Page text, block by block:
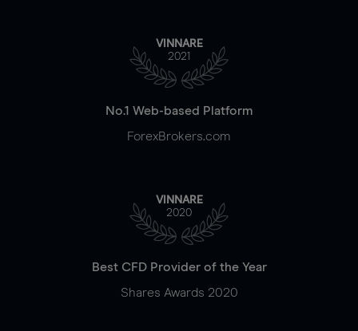
VINNARE
2021
No.1 Web-based Platform
ForexBrokers.com
VINNARE
2020
Best CFD Provider of the Year
Shares Awards 2020